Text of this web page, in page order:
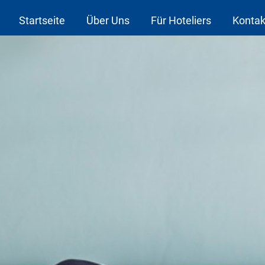
Startseite Über Uns Für Hoteliers